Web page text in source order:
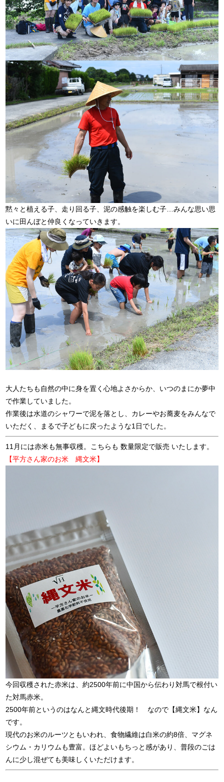
黙々と植える子、走り回る子、泥の感触を楽しむ子…みんな思い思
いに田んぼと仲良くなっていきます。
大人たちも自然の中に身を置く心地よさからか、いつのまにか夢中
で作業していました。
作業後は水道のシャワーで泥を落とし、カレーやお蕎麦をみんなで
いただく、まるで子どもに戻ったような1日でした。
11月には赤米も無事収穫。こちらも 数量限定で販売 いたします。
【平方さん家のお米 縄文米】
今回収穫された赤米は、約2500年前に中国から伝わり対馬で根付い
た対馬赤米。
2500年前というのはなんと縄文時代後期！ なので【縄文米】なん
です。
現代のお米のルーツともいわれ、食物繊維は白米の約8倍、マグネ
シウム・カリウムも豊富。ほどよいもちっと感があり、普段のごは
んに少し混ぜても美味しくいただけます。